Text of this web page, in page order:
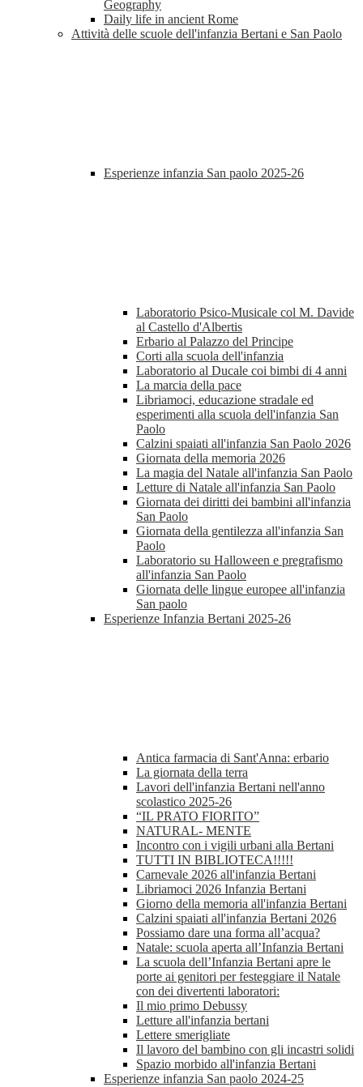
Geography
Daily life in ancient Rome
Attività delle scuole dell'infanzia Bertani e San Paolo
Esperienze infanzia San paolo 2025-26
Laboratorio Psico-Musicale col M. Davide
al Castello d'Albertis
Erbario al Palazzo del Principe
Corti alla scuola dell'infanzia
Laboratorio al Ducale coi bimbi di 4 anni
La marcia della pace
Libriamoci, educazione stradale ed
esperimenti alla scuola dell'infanzia San
Paolo
Calzini spaiati all'infanzia San Paolo 2026
Giornata della memoria 2026
La magia del Natale all'infanzia San Paolo
Letture di Natale all'infanzia San Paolo
Giornata dei diritti dei bambini all'infanzia
San Paolo
Giornata della gentilezza all'infanzia San
Paolo
Laboratorio su Halloween e pregrafismo
all'infanzia San Paolo
Giornata delle lingue europee all'infanzia
San paolo
Esperienze Infanzia Bertani 2025-26
Antica farmacia di Sant'Anna: erbario
La giornata della terra
Lavori dell'infanzia Bertani nell'anno
scolastico 2025-26
“IL PRATO FIORITO”
NATURAL- MENTE
Incontro con i vigili urbani alla Bertani
TUTTI IN BIBLIOTECA!!!!!
Carnevale 2026 all'infanzia Bertani
Libriamoci 2026 Infanzia Bertani
Giorno della memoria all'infanzia Bertani
Calzini spaiati all'infanzia Bertani 2026
Possiamo dare una forma all’acqua?
Natale: scuola aperta all’Infanzia Bertani
La scuola dell’Infanzia Bertani apre le
porte ai genitori per festeggiare il Natale
con dei divertenti laboratori:
Il mio primo Debussy
Letture all'infanzia bertani
Lettere smerigliate
Il lavoro del bambino con gli incastri solidi
Spazio morbido all'infanzia Bertani
Esperienze infanzia San paolo 2024-25